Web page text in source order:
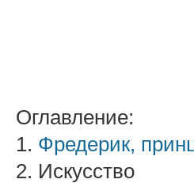
Оглавление:
1. Фредерик,
2. Искусство